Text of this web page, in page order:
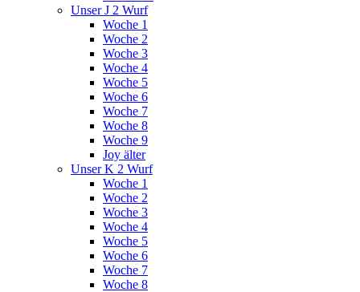
Unser J 2 Wurf
Woche 1
Woche 2
Woche 3
Woche 4
Woche 5
Woche 6
Woche 7
Woche 8
Woche 9
Joy älter
Unser K 2 Wurf
Woche 1
Woche 2
Woche 3
Woche 4
Woche 5
Woche 6
Woche 7
Woche 8